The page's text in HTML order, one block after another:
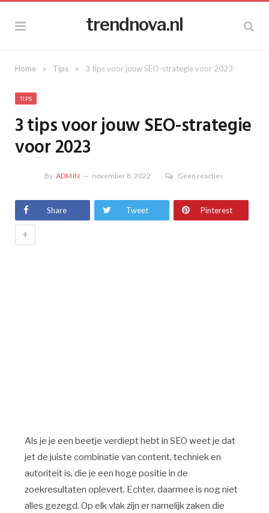
trendnova.nl
Home » Tips » 3 tips voor jouw SEO-strategie voor 2023
TIPS
3 tips voor jouw SEO-strategie
voor 2023
By ADMIN november 8, 2022 Geen reacties
Share Tweet Pinterest
+
Als je je een beetje verdiept hebt in SEO weet je dat
jet de juiste combinatie van content, techniek en
autoriteit is, die je een hoge positie in de
zoekresultaten oplevert. Echter, daarmee is nog niet
alles gezegd. Op elk vlak zijn er namelijk zaken die